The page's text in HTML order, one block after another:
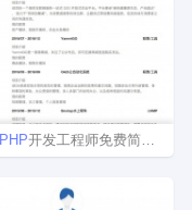
PHP开发工程师免费简历模板下载word格式